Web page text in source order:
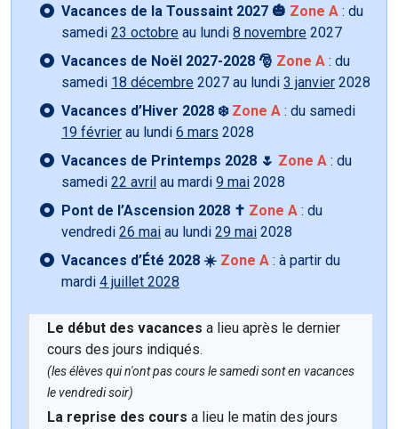
Vacances de la Toussaint 2027 🎃 Zone A : du
samedi 23 octobre au lundi 8 novembre 2027
Vacances de Noël 2027-2028 🎅 Zone A : du
samedi 18 décembre 2027 au lundi 3 janvier 2028
Vacances d’Hiver 2028 ❄️ Zone A : du samedi
19 février au lundi 6 mars 2028
Vacances de Printemps 2028 🌷 Zone A : du
samedi 22 avril au mardi 9 mai 2028
Pont de l’Ascension 2028 ✝️ Zone A : du
vendredi 26 mai au lundi 29 mai 2028
Vacances d’Été 2028 ☀️ Zone A : à partir du
mardi 4 juillet 2028
Le début des vacances a lieu après le dernier
cours des jours indiqués.
(les élèves qui n'ont pas cours le samedi sont en vacances
le vendredi soir)
La reprise des cours a lieu le matin des jours